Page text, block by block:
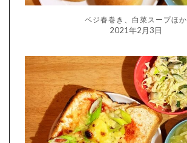
ベジ春巻き、白菜スープほか
2021年2月3日